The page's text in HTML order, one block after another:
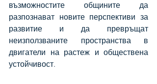
възможностите общините да
разпознават новите перспективи за
развитие и да превръщат
неизползваните пространства в
двигатели на растеж и обществена
устойчивост.